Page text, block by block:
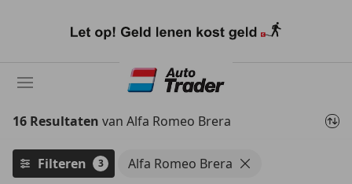
naar
16 Resultaten van Alfa Romeo Brera
Filteren 3 Alfa Romeo Brera